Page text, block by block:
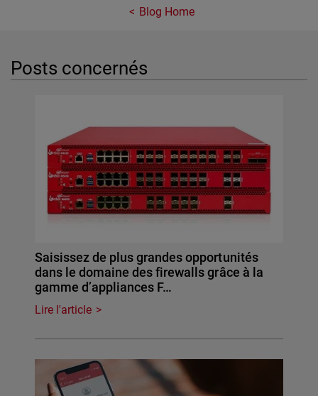
Blog Home
Posts concernés
Saisissez de plus grandes opportunités
dans le domaine des firewalls grâce à la
gamme d’appliances F…
Lire l'article